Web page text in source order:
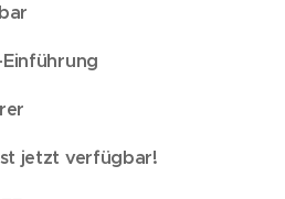
ist jetzt verfügbar!